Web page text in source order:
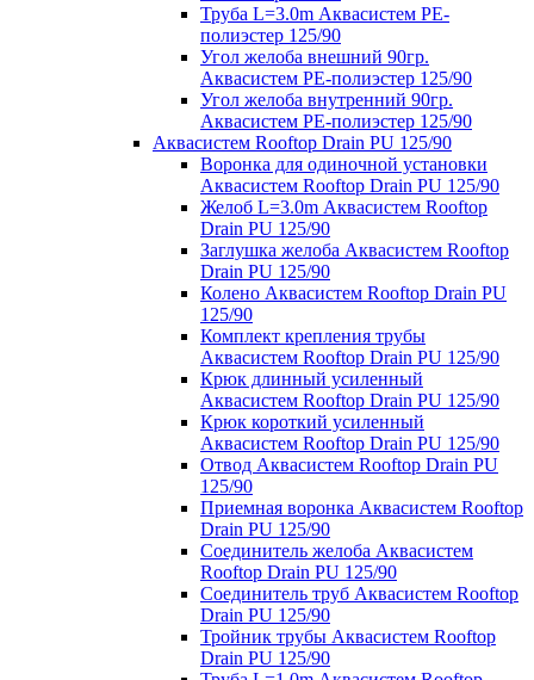
Труба L=3.0m Аквасистем PE-
полиэстер 125/90
Угол желоба внешний 90гр.
Аквасистем PE-полиэстер 125/90
Угол желоба внутренний 90гр.
Аквасистем PE-полиэстер 125/90
Аквасистем Rooftop Drain PU 125/90
Воронка для одиночной установки
Аквасистем Rooftop Drain PU 125/90
Желоб L=3.0m Аквасистем Rooftop
Drain PU 125/90
Заглушка желоба Аквасистем Rooftop
Drain PU 125/90
Колено Аквасистем Rooftop Drain PU
125/90
Комплект крепления трубы
Аквасистем Rooftop Drain PU 125/90
Крюк длинный усиленный
Аквасистем Rooftop Drain PU 125/90
Крюк короткий усиленный
Аквасистем Rooftop Drain PU 125/90
Отвод Аквасистем Rooftop Drain PU
125/90
Приемная воронка Аквасистем Rooftop
Drain PU 125/90
Соединитель желоба Аквасистем
Rooftop Drain PU 125/90
Соединитель труб Аквасистем Rooftop
Drain PU 125/90
Тройник трубы Аквасистем Rooftop
Drain PU 125/90